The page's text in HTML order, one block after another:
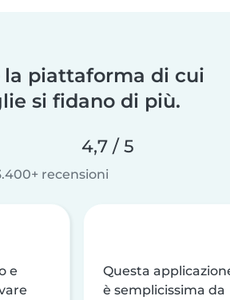
la piattaforma di cui
si fidano di più.
4,7 / 5
recensioni
e
Questa
è semplicissima da